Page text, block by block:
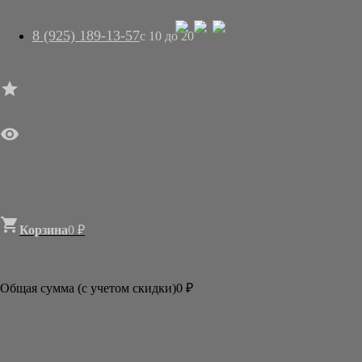

БУМАГА
8 (925) 189-13-57с 10 до 20


Корзина0 ₽
Общая сумма (с учетом скидки)0 ₽